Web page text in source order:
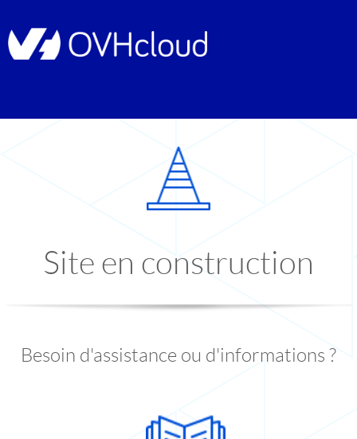
Site en construction
Besoin d'assistance ou d'informations ?